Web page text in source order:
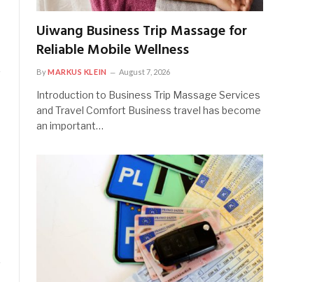
Uiwang Business Trip Massage for
Reliable Mobile Wellness
ByMARKUS KLEIN August 7, 2026
Introduction to Business Trip Massage Services
and Travel Comfort Business travel has become
an important…